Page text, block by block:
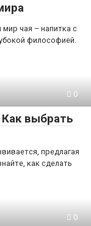
чая – напитка с
философией.
0
выбрать
предлагая
как сделать
0